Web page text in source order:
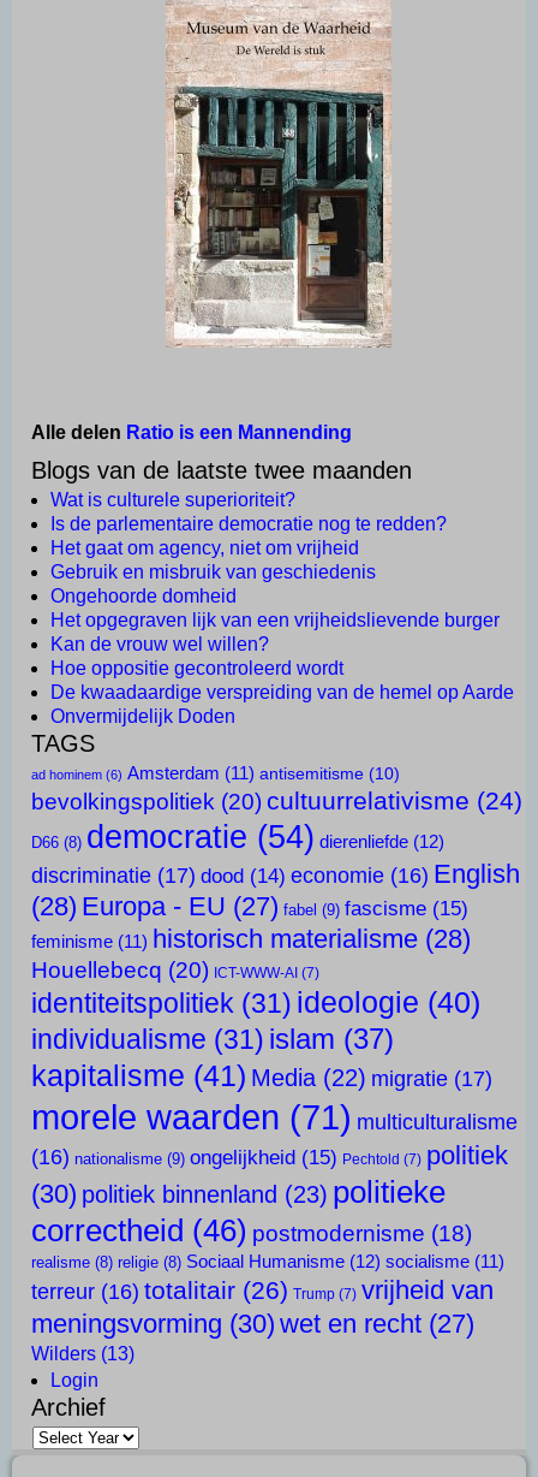
Alle delen Ratio is een Mannending
Blogs van de laatste twee maanden
Wat is culturele superioriteit?
Is de parlementaire democratie nog te redden?
Het gaat om agency, niet om vrijheid
Gebruik en misbruik van geschiedenis
Ongehoorde domheid
Het opgegraven lijk van een vrijheidslievende burger
Kan de vrouw wel willen?
Hoe oppositie gecontroleerd wordt
De kwaadaardige verspreiding van de hemel op Aarde
Onvermijdelijk Doden
TAGS
ad hominem (6) Amsterdam (11) antisemitisme (10)
bevolkingspolitiek (20) cultuurrelativisme (24)
D66 (8) democratie (54) dierenliefde (12)
discriminatie (17) dood (14) economie (16) English
(28) Europa - EU (27) fabel (9) fascisme (15)
feminisme (11) historisch materialisme (28)
Houellebecq (20) ICT-WWW-AI (7)
identiteitspolitiek (31) ideologie (40)
individualisme (31) islam (37)
kapitalisme (41) Media (22) migratie (17)
morele waarden (71) multiculturalisme
(16) nationalisme (9) ongelijkheid (15) Pechtold (7) politiek
(30) politiek binnenland (23) politieke
correctheid (46) postmodernisme (18)
realisme (8) religie (8) Sociaal Humanisme (12) socialisme (11)
terreur (16) totalitair (26) Trump (7) vrijheid van
meningsvorming (30) wet en recht (27)
Wilders (13)
Login
Archief